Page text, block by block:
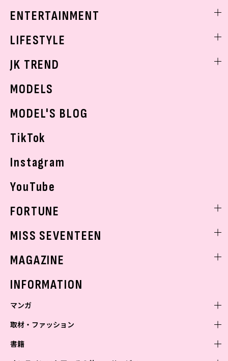
ベストコスメ
ボディケア
学校ヘアメイク
ENTERTAINMENT
K-POP
LIFESTYLE
モデルの購入品
JK TREND
MODELS
MODEL'S BLOG
TikTok
Instagram
YouTube
FORTUNE
MISS SEVENTEEN
MAGAZINE
INFORMATION
マンガ
少年マンガ
青年マンガ
取材・ファッション
ファッション・美容
書籍